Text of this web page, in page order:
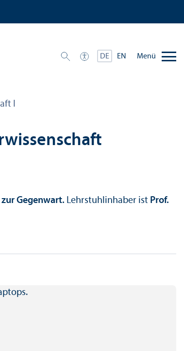
DE EN Menü
I
Gegenwart. Lehr­stuhl­inhaber ist Prof.